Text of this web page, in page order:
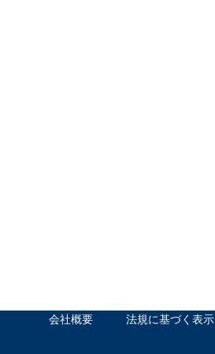
会社概要 法規に基づく表示